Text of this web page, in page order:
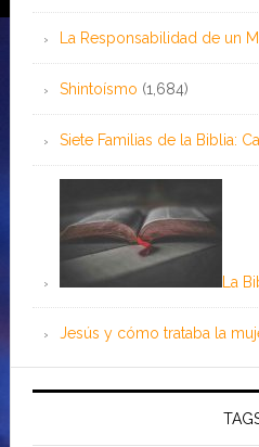
La Responsabilidad de un
Shintoísmo (1,684)
Siete Familias de la Biblia:
La
Jesús y cómo trataba la